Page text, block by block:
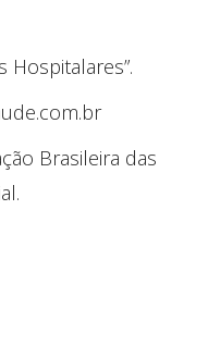
Hospitalares”.
Brasileira das